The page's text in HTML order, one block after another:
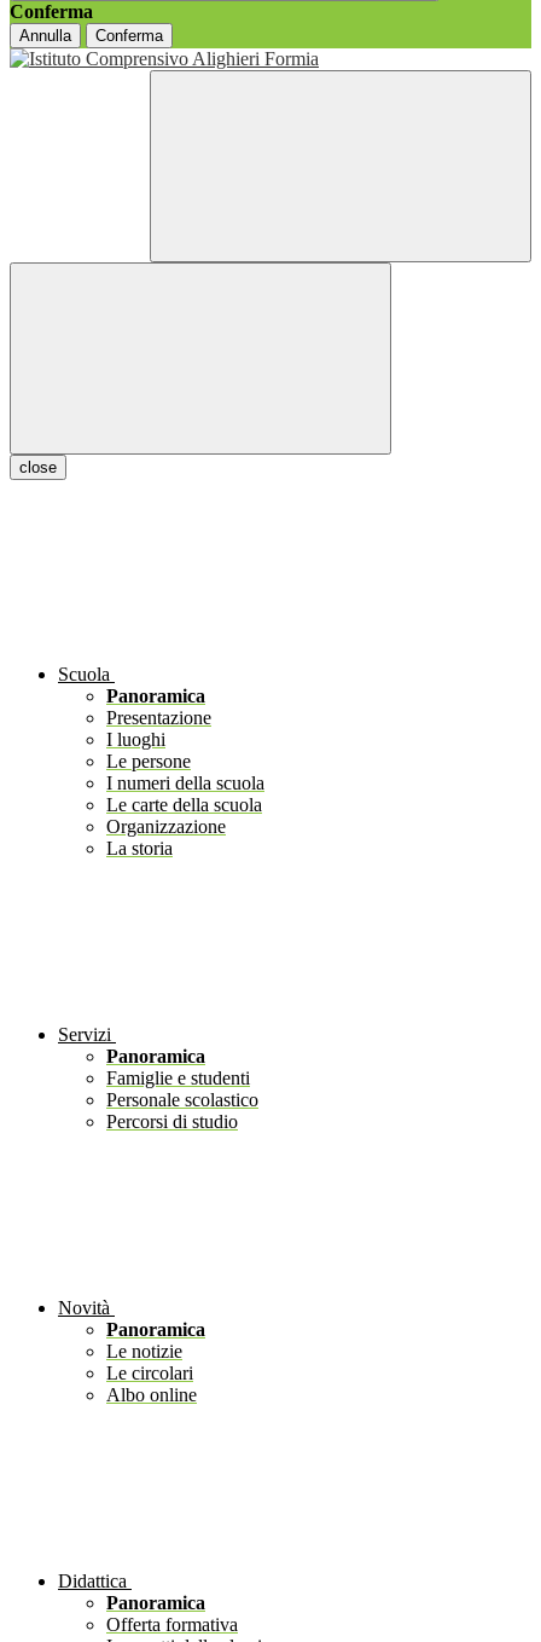
Conferma
Annulla Conferma
close
Scuola
Panoramica
Presentazione
I luoghi
Le persone
I numeri della scuola
Le carte della scuola
Organizzazione
La storia
Servizi
Panoramica
Famiglie e studenti
Personale scolastico
Percorsi di studio
Novità
Panoramica
Le notizie
Le circolari
Albo online
Didattica
Panoramica
Offerta formativa